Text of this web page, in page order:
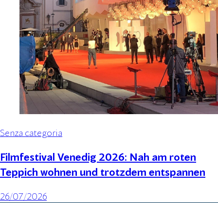
Senza categoria
Filmfestival Venedig 2026: Nah am roten
Teppich wohnen und trotzdem entspannen
26/07/2026